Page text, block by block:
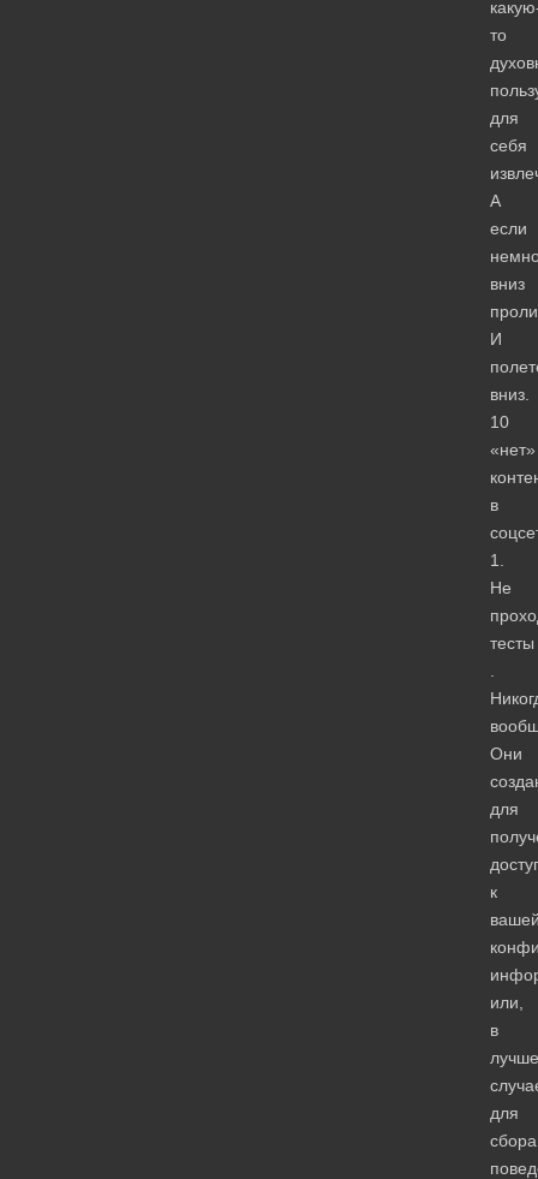
то
для
себя
А
если
вниз
И
вниз.
10
«нет»
в
1.
Не
тесты
Они
для
к
или,
в
для
сбора